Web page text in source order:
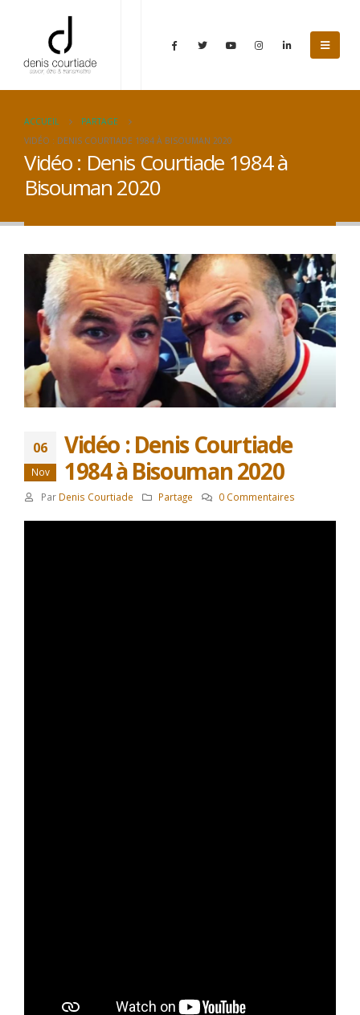
ACCUEIL
PARTAGE
VIDÉO : DENIS COURTIADE 1984 À BISOUMAN 2020
Vidéo : Denis Courtiade 1984 à
Bisouman 2020
06
Nov
Vidéo : Denis Courtiade
1984 à Bisouman 2020
Par Denis Courtiade Partage 0 Commentaires